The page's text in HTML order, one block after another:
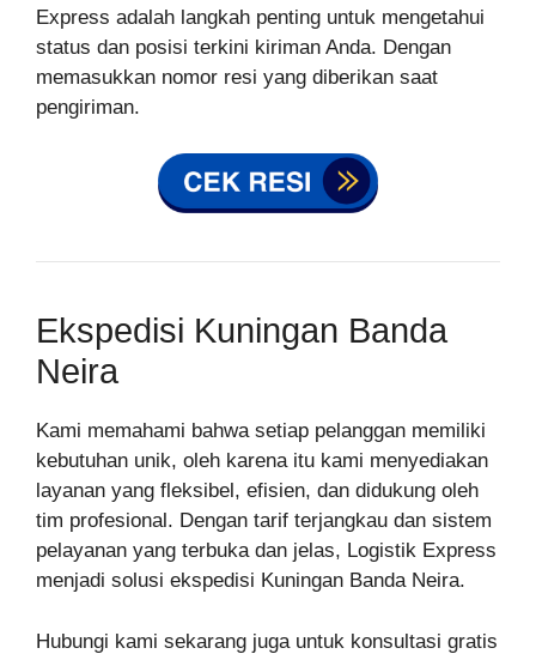
Express adalah langkah penting untuk mengetahui
status dan posisi terkini kiriman Anda. Dengan
memasukkan nomor resi yang diberikan saat
pengiriman.
Ekspedisi Kuningan Banda
Neira
Kami memahami bahwa setiap pelanggan memiliki
kebutuhan unik, oleh karena itu kami menyediakan
layanan yang fleksibel, efisien, dan didukung oleh
tim profesional. Dengan tarif terjangkau dan sistem
pelayanan yang terbuka dan jelas, Logistik Express
menjadi solusi ekspedisi Kuningan Banda Neira.
Hubungi kami sekarang juga untuk konsultasi gratis